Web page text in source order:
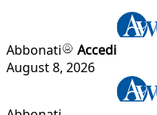
Abbonati
Accedi
August 8, 2026